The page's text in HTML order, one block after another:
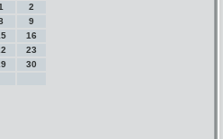
2
9
16
23
30